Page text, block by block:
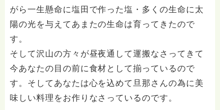
がら一生懸命に塩田で作った塩・多くの生命に太
陽の光を与えてあまたの生命は育ってきたので
す。
そして沢山の方々が昼夜通して運搬なさってきて
今あなたの目の前に食材として揃っているので
す。そしてあなたは心を込めて旦那さんの為に美
味しい料理をお作りなさっているのです。